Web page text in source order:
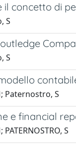
il concetto di
S
S
Paternostro, S
e financial
S